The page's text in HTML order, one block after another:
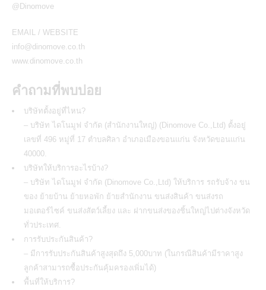
@Dinomove
EMAIL / WEBSITE
info@dinomove.co.th
www.dinomove.co.th
คำถามที่พบบ่อย
บริษัทตั้งอยู่ที่ไหน?
– บริษัท ไดโนมูฟ จำกัด (สำนักงานใหญ่) (Dinomove Co.,Ltd) ตั้งอยู่
เลขที่ 496 หมู่ที่ 17 ตำบลศิลา อำเภอเมืองขอนแก่น จังหวัดขอนแก่น
40000.
บริษัทให้บริการอะไรบ้าง?
– บริษัท ไดโนมูฟ จำกัด (Dinomove Co.,Ltd) ให้บริการ รถรับจ้าง ขน
ของ ย้ายบ้าน ย้ายหอพัก ย้ายสำนักงาน ขนส่งสินค้า ขนส่งรถ
มอเตอร์ไซค์ ขนส่งสัตว์เลี้ยง และ ฝากขนส่งของชิ้นใหญ่ไปต่างจังหวัด
ทั่วประเทศ.
การรับประกันสินค้า?
– มีการรับประกันสินค้าสูงสุดถึง 5,000บาท (ในกรณีสินค้ามีราคาสูง
ลูกค้าสามารถซื้อประกันคุ้มครองเพิ่มได้)
พื้นที่ให้บริการ?